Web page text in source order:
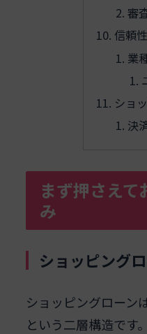
審
信頼
業
ショ
決
まず押さえ
み
ショッピング
ショッピングローン
という二層構造です